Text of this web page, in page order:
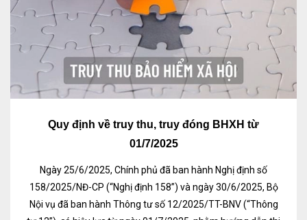
Quy định về truy thu, truy đóng BHXH từ
01/7/2025
Ngày 25/6/2025, Chính phủ đã ban hành Nghị định số
158/2025/NĐ-CP (“Nghị định 158”) và ngày 30/6/2025, Bộ
Nội vụ đã ban hành Thông tư số 12/2025/TT-BNV (“Thông